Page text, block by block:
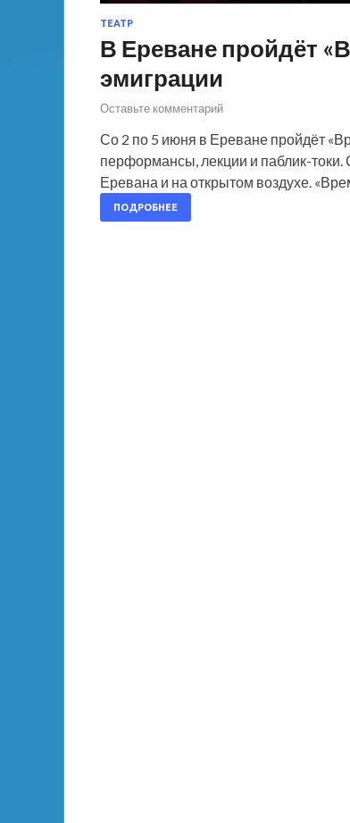
ТЕАТР
В Ереване пройдёт
эмиграции
Оставьте комментарий
Со 2 по 5 июня в Ереване пройдёт
перформансы, лекции и паблик-
Еревана и на открытом воздухе.
ПОДРОБНЕЕ